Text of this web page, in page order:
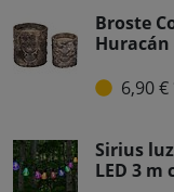
Broste
Huracán
6,90
Sirius
LED 3 m